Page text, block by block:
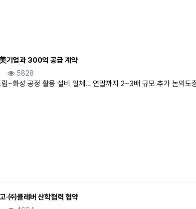
기업과 300억 공급 계약
조회
5828
립~화성 공정 활용 설비 일체… 연말까지 2~3배 규모 추가 논의
·㈜클레버 산학협력 협약